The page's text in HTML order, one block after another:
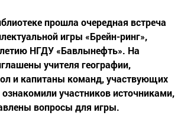
прошла очередная встреча
игры «Брейн-ринг»,
НГДУ «Бавлынефть». На
учителя географии,
и капитаны команд, участвующих
участников источниками,
вопросы для игры.